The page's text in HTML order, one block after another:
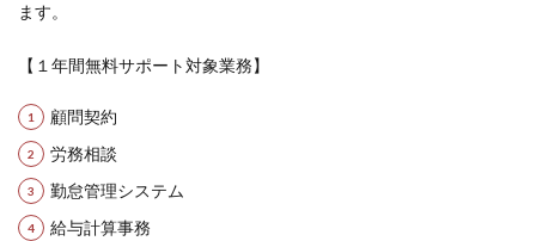
ます。
【１年間無料サポート対象業務】
顧問契約
労務相談
勤怠管理システム
給与計算事務